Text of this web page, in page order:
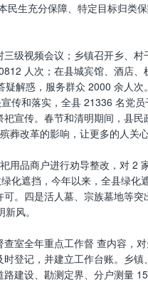
生充分保障、特定目标归类
视频会议；乡镇召开乡、
人次；在县城宾馆、酒店
惑，服务群众 2000 余人
和落实，全县 21336 名党
传。春节和清明期间，县
改革的影响，让更多的人关心
品商户进行劝导整改，对
化遮挡，今年以来，全县绿
四是活人墓、宗族墓地等
风。
室全年重点工作督 查内容，
记，并建立工作台账。乡
建设、勘测定界、分户测量